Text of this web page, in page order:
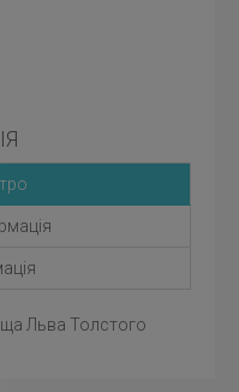
Льва Толстого